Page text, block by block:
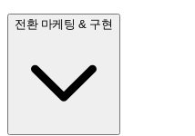
전환 마케팅 & 구현